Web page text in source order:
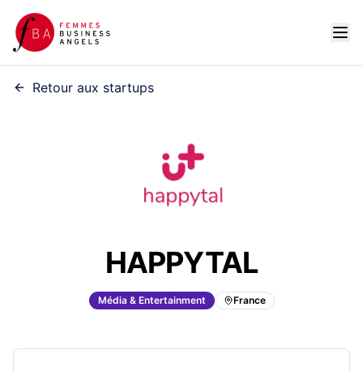
Retour aux startups
HAPPYTAL
Média & Entertainment France